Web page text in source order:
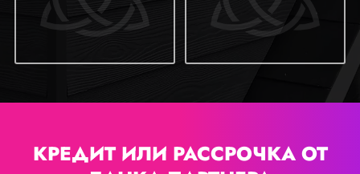
КРЕДИТ ИЛИ РАССРОЧКА ОТ